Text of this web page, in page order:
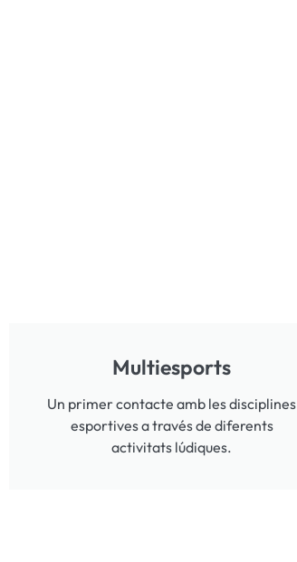
Multiesports
Un primer contacte amb les disciplines
esportives a través de diferents
activitats lúdiques.